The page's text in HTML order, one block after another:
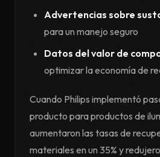
Advertencias sobre
para un manejo seguro
Datos del valor de
optimizar la economía de
Cuando Philips implementó
producto para productos de
aumentaron las tasas de
materiales en un 35% y